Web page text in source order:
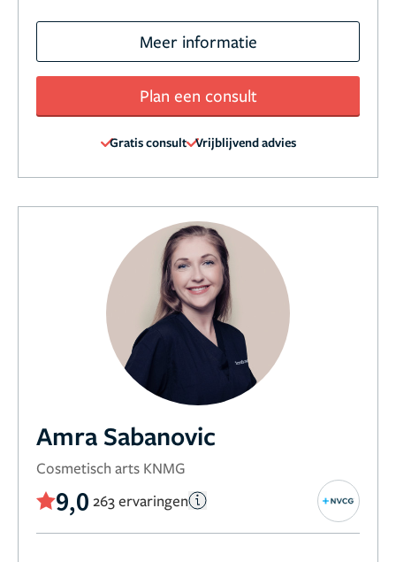
Meer informatie
Plan een consult
Gratis consult Vrijblijvend advies
Amra Sabanovic
Cosmetisch arts KNMG
9,0 263 ervaringen